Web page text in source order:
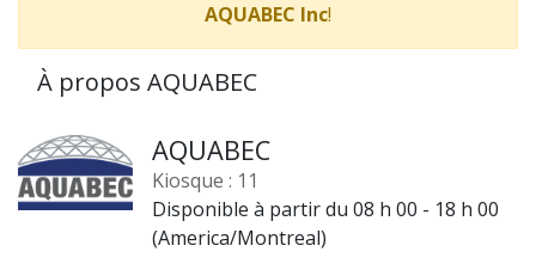
AQUABEC Inc!
À propos AQUABEC
AQUABEC
Kiosque : 11
Disponible à partir du 08 h 00 - 18 h 00
(America/Montreal)